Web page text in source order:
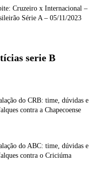
Cruzeiro x Internacional –
Série A – 05/11/2023
serie B
do CRB: time, dúvidas e
contra a Chapecoense
do ABC: time, dúvidas e
contra o Criciúma